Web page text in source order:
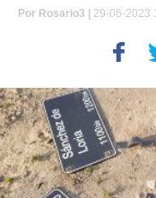
Por Rosario3 | 29-06-2023